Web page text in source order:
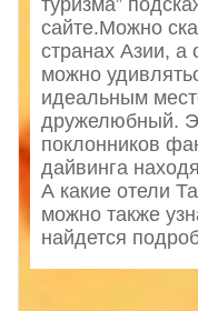
туризма”
сайте.Можно
странах Азии, а
можно
идеальным
дружелюбный.
поклонников
дайвинга
А какие отели
можно также
найдется